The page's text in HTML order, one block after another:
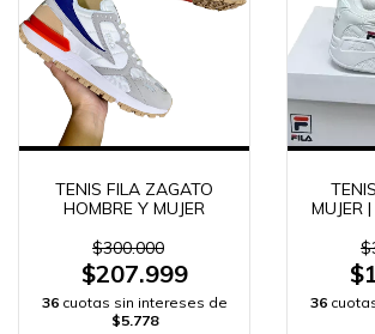
TENIS FILA ZAGATO
HOMBRE Y MUJER
$300.000
$207.999
36 cuotas sin intereses de
$5.778
MUJER
36